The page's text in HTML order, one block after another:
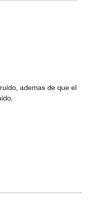
ademas de que el